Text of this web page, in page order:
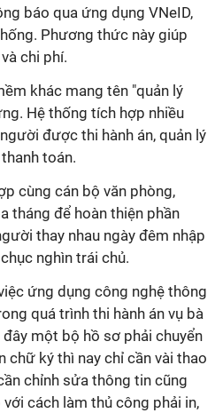
báo qua ứng dụng VNeID,
Phương thức này giúp
chi phí.
khác mang tên "quản lý
Hệ thống tích hợp nhiều
được thi hành án, quản lý
toán.
cùng cán bộ văn phòng,
tháng để hoàn thiện phần
thay nhau ngày đêm nhập
nghìn trái chủ.
ứng dụng công nghệ thông
quá trình thi hành án vụ bà
một bộ hồ sơ phải chuyển
chữ ký thì nay chỉ cần vài thao
chỉnh sửa thông tin cũng
cách làm thủ công phải in,